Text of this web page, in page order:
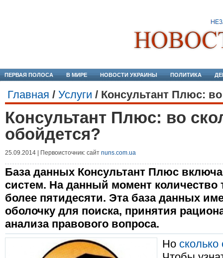
ПЕРВАЯ ПОЛОСА В МИРЕ НОВОСТИ УКРАИНЫ ПОЛИТИКА
Главная / Услуги / Консультант Плюс:
Консультант Плюс: во
обойдется?
25.09.2014 | Первоисточник: сайт nuns.com.ua
База данных Консультант Плюс
систем. На данный момент количество
более пятидесяти. Эта база данных
оболочку для поиска, принятия
анализа правового вопроса.
Но